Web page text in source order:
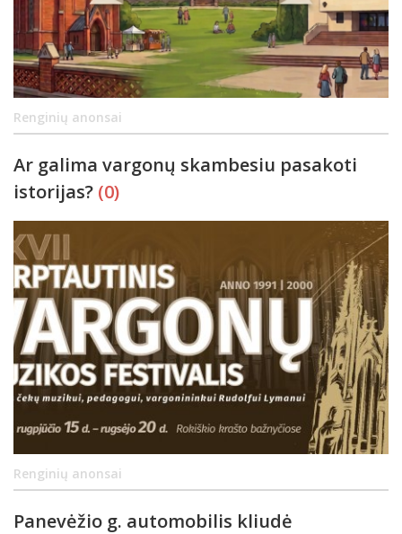
Renginių anonsai
Ar galima vargonų skambesiu pasakoti
istorijas? (0)
Renginių anonsai
Panevėžio g. automobilis kliudė